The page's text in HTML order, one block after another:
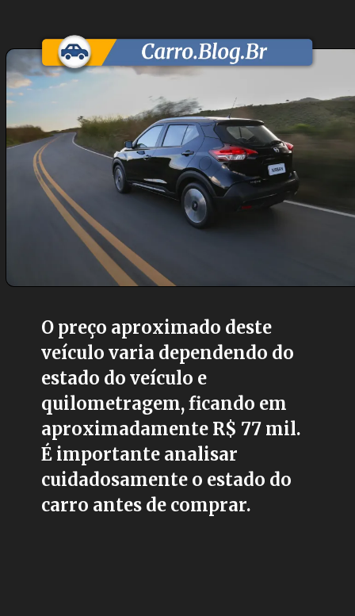
O preço aproximado deste
veículo varia dependendo do
estado do veículo e
quilometragem, ficando em
aproximadamente R$ 77 mil.
É importante analisar
cuidadosamente o estado do
carro antes de comprar.